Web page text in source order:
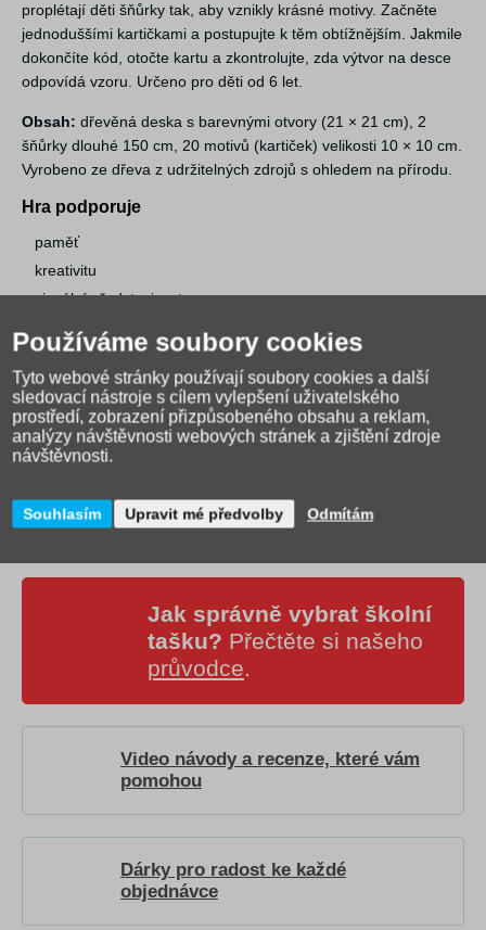
proplétají děti šňůrky tak, aby vznikly krásné motivy. Začněte
jednoduššími kartičkami a postupujte k těm obtížnějším. Jakmile
dokončíte kód, otočte kartu a zkontrolujte, zda výtvor na desce
odpovídá vzoru. Určeno pro děti od 6 let.
Obsah: dřevěná deska s barevnými otvory (21 × 21 cm), 2
šňůrky dlouhé 150 cm, 20 motivů (kartiček) velikosti 10 × 10 cm.
Vyrobeno ze dřeva z udržitelných zdrojů s ohledem na přírodu.
Hra podporuje
paměť
kreativitu
vizuální představivost
Jak správně vybrat školní
tašku? Přečtěte si našeho
průvodce.
Video návody a recenze, které vám
pomohou
Dárky pro radost ke každé
objednávce
Používáme soubory cookies
Tyto webové stránky používají soubory cookies a další
sledovací nástroje s cílem vylepšení uživatelského
prostředí, zobrazení přizpůsobeného obsahu a reklam,
analýzy návštěvnosti webových stránek a zjištění zdroje
návštěvnosti.
Souhlasím Upravit mé předvolby Odmítám